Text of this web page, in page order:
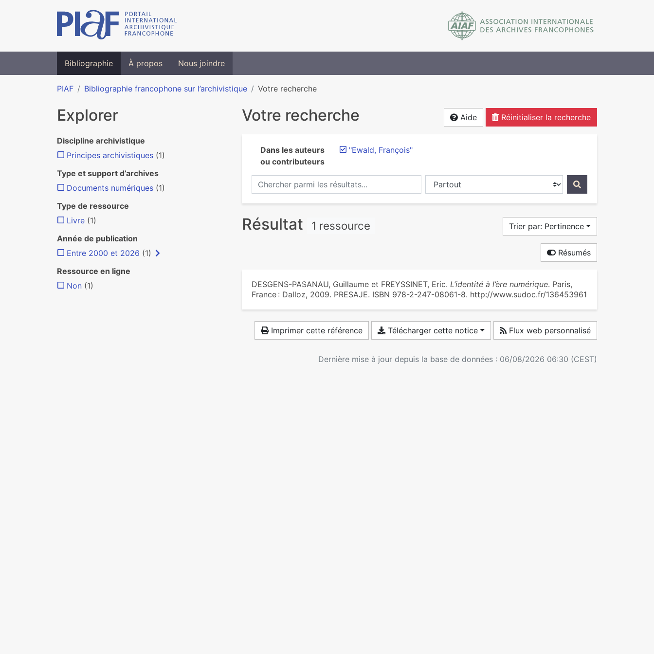
Bibliographie À propos Nous joindre
PIAF Bibliographie francophone sur l’archivistique Votre recherche
Votre recherche Aide Réinitialiser la recherche
Dans les auteurs
ou contributeurs
"Ewald, François"
Chercher parmi les résultats... Chercher dans...
Résultat 1 ressource Trier par: Pertinence
Résumés
DESGENS-PASANAU, Guillaume et FREYSSINET, Eric. L’identité à l’ère numérique. Paris,
France : Dalloz, 2009. PRESAJE. ISBN 978-2-247-08061-8. http://www.sudoc.fr/136453961
Imprimer cette référence Télécharger cette notice Flux web personnalisé
Dernière mise à jour depuis la base de données : 06/08/2026 06:30 (CEST)
Explorer
Discipline archivistique
Principes archivistiques (1)
Type et support d’archives
Documents numériques (1)
Type de ressource
Livre (1)
Année de publication
Entre 2000 et 2026 (1)
Ressource en ligne
Non (1)